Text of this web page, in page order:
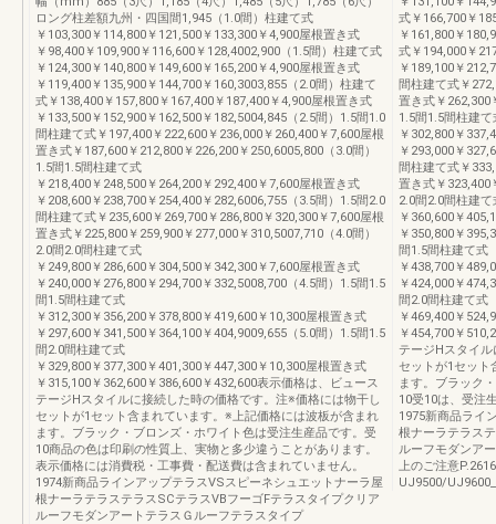
ロング柱差額九州・四国間1,945（1.0間）柱建て式
￥103,300￥114,800￥121,500￥133,300￥4,900屋根置き式
￥98,400￥109,900￥116,600￥128,4002,900（1.5間）柱建て式
￥124,300￥140,800￥149,600￥165,200￥4,900屋根置き式
￥119,400￥135,900￥144,700￥160,3003,855（2.0間）柱建て
式￥138,400￥157,800￥167,400￥187,400￥4,900屋根置き式
￥133,500￥152,900￥162,500￥182,5004,845（2.5間）1.5間1.0
間柱建て式￥197,400￥222,600￥236,000￥260,400￥7,600屋根
置き式￥187,600￥212,800￥226,200￥250,6005,800（3.0間）
1.5間1.5間柱建て式
￥218,400￥248,500￥264,200￥292,400￥7,600屋根置き式
￥208,600￥238,700￥254,400￥282,6006,755（3.5間）1.5間2.0
間柱建て式￥235,600￥269,700￥286,800￥320,300￥7,600屋根
置き式￥225,800￥259,900￥277,000￥310,5007,710（4.0間）
2.0間2.0間柱建て式
￥249,800￥286,600￥304,500￥342,300￥7,600屋根置き式
￥240,000￥276,800￥294,700￥332,5008,700（4.5間）1.5間1.5
間1.5間柱建て式
￥312,300￥356,200￥378,800￥419,600￥10,300屋根置き式
￥297,600￥341,500￥364,100￥404,9009,655（5.0間）1.5間1.5
間2.0間柱建て式
￥329,800￥377,300￥401,300￥447,300￥10,300屋根置き式
￥315,100￥362,600￥386,600￥432,600表示価格は、ビュース
テージHスタイルに接続した時の価格です。注※価格には物干し
セットが1セット含まれています。※上記価格には波板が含まれ
ます。ブラック・ブロンズ・ホワイト色は受注生産品です。受
10商品の色は印刷の性質上、実物と多少違うことがあります。
表示価格には消費税・工事費・配送費は含まれていません。
1974新商品ラインアップテラスVSスピーネシュエットナーラ屋
根ナーラテラステラスSCテラスVBフーゴFテラスタイプクリア
ルーフモダンアートテラスＧルーフテラスタイプ
式￥166,700￥
￥161,800￥
式￥194,000￥
￥189,100￥
間柱建て式￥
置き式￥262,300
1.5間1.5間柱建て
￥302,800￥
￥293,000￥
間柱建て式￥
置き式￥323,400
2.0間2.0間柱建て
￥360,600￥
￥350,800￥
間1.5間柱建て式
￥438,700￥
￥424,000￥
間2.0間柱建て式
￥469,400￥
￥454,700￥
テージHスタイ
セットが1セット
ます。ブラック
10受10は、受注
1975新商品ライ
根ナーラテラス
ルーフモダンア
上のご注意
UJ9500/